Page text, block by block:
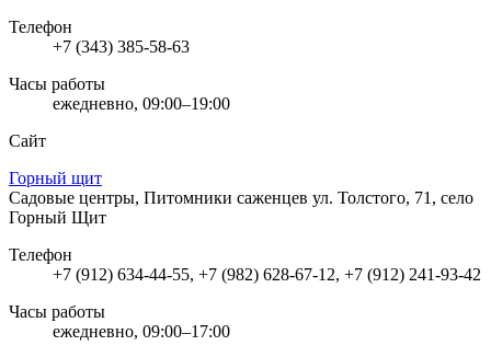
Телефон
+7 (343) 385-58-63
Часы работы
ежедневно, 09:00–19:00
Сайт
Горный щит
Садовые центры, Питомники саженцев ул. Толстого, 71, село
Горный Щит
Телефон
+7 (912) 634-44-55, +7 (982) 628-67-12, +7 (912) 241-93-42
Часы работы
ежедневно, 09:00–17:00